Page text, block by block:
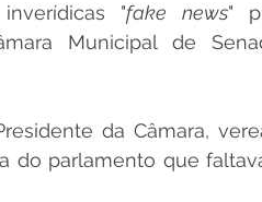
Defesa Civil
"fake news"
Municipal de
da Câmara,
do parlamento que